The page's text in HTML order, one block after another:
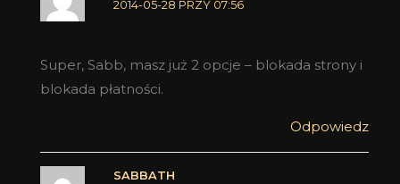
2014-05-28 PRZY 07:56
Super, Sabb, masz już 2 opcje – blokada strony i
blokada płatności.
Odpowiedz
SABBATH